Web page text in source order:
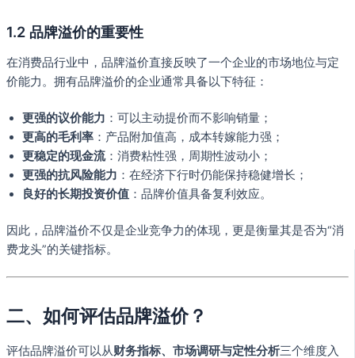
1.2 品牌溢价的重要性
在消费品行业中，品牌溢价直接反映了一个企业的市场地位与定
价能力。拥有品牌溢价的企业通常具备以下特征：
更强的议价能力 ：可以主动提价而不影响销量；
更高的毛利率 ：产品附加值高，成本转嫁能力强；
更稳定的现金流：消费粘性强，周期性波动小；
更强的抗风险能力 ：在经济下行时仍能保持稳健增长；
良好的长期投资价值 ：品牌价值具备复利效应。
因此，品牌溢价不仅是企业竞争力的体现，更是衡量其是否为“消
费龙头”的关键指标。
二、如何评估品牌溢价？
评估品牌溢价可以从财务指标、市场调研与定性分析三个维度入